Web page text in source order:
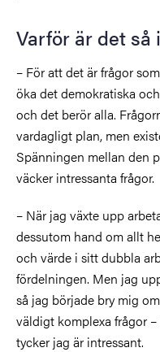
Varför är det så
– För att det är frågor
öka det demokratiska
och det berör alla.
vardagligt plan, men
Spänningen mellan den
väcker intressanta frågor.
– När jag växte upp
dessutom hand om allt
och värde i sitt dubbla
fördelningen. Men jag
så jag började bry mig
väldigt komplexa frågor
tycker jag är intressant.